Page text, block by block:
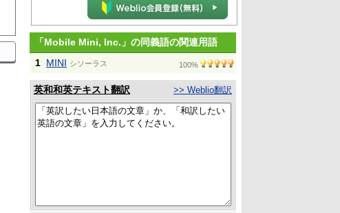
「Mobile Mini, Inc.」の同義語の関連用語
1 MINI シソーラス 100%
英和和英テキスト翻訳 >> Weblio翻訳